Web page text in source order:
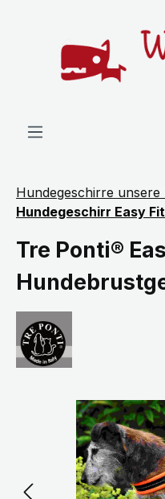
Hundegeschirre unsere
Hundegeschirr Easy
Tre Ponti®
Bildergalerie